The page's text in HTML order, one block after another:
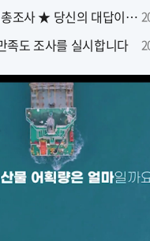
★ 2025 농림어업총조사 ★ 당신의 대답이 대한민국의 농산어촌에 좋은 답이 됩니다
족도 조사를 실시합니다